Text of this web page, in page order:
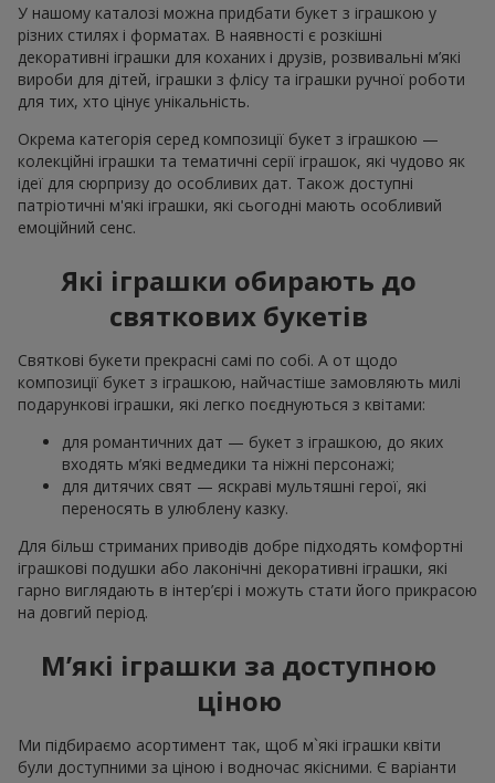
У нашому каталозі можна придбати букет з іграшкою у
різних стилях і форматах. В наявності є розкішні
декоративні іграшки для коханих і друзів, розвивальні м’які
вироби для дітей, іграшки з флісу та іграшки ручної роботи
для тих, хто цінує унікальність.
Окрема категорія серед композиції букет з іграшкою —
колекційні іграшки та тематичні серії іграшок, які чудово як
ідеї для сюрпризу до особливих дат. Також доступні
патріотичні м'які іграшки, які сьогодні мають особливий
емоційний сенс.
Які іграшки обирають до
святкових букетів
Святкові букети прекрасні самі по собі. А от щодо
композиції букет з іграшкою, найчастіше замовляють милі
подарункові іграшки, які легко поєднуються з квітами:
для романтичних дат — букет з іграшкою, до яких
входять м’які ведмедики та ніжні персонажі;
для дитячих свят — яскраві мультяшні герої, які
переносять в улюблену казку.
Для більш стриманих приводів добре підходять комфортні
іграшкові подушки або лаконічні декоративні іграшки, які
гарно виглядають в інтер’єрі і можуть стати його прикрасою
на довгий період.
М’які іграшки за доступною
ціною
Ми підбираємо асортимент так, щоб м`які іграшки квіти
були доступними за ціною і водночас якісними. Є варіанти